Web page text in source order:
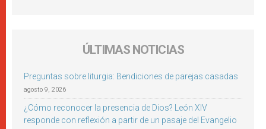
ÚLTIMAS NOTICIAS
Preguntas sobre liturgia: Bendiciones de parejas casadas
agosto 9, 2026
¿Cómo reconocer la presencia de Dios? León XIV
responde con reflexión a partir de un pasaje del Evangelio